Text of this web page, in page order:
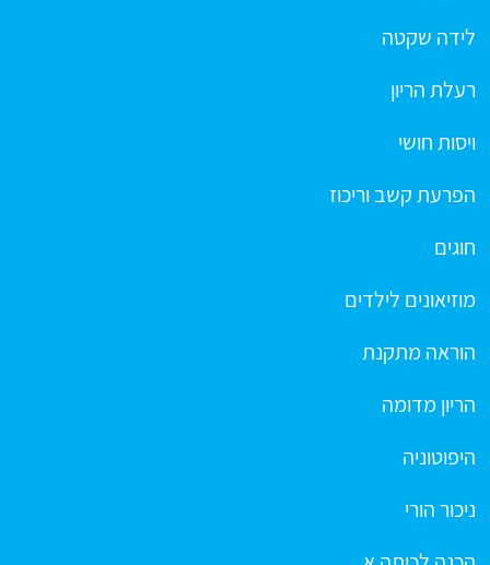
לידה שקטה
רעלת הריון
ויסות חושי
הפרעת קשב וריכוז
חוגים
מוזיאונים לילדים
הוראה מתקנת
הריון מדומה
היפוטוניה
ניכור הורי